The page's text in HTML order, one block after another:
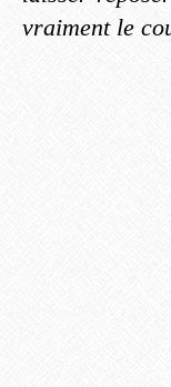
vraiment le